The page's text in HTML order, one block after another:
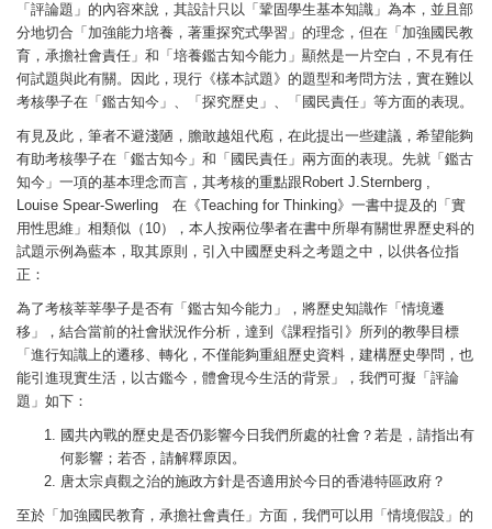
「評論題」的內容來說，其設計只以「鞏固學生基本知識」為本，並且部
分地切合「加強能力培養，著重探究式學習」的理念，但在「加強國民教
育，承擔社會責任」和「培養鑑古知今能力」顯然是一片空白，不見有任
何試題與此有關。因此，現行《樣本試題》的題型和考問方法，實在難以
考核學子在「鑑古知今」、「探究歷史」、「國民責任」等方面的表現。
有見及此，筆者不避淺陋，膽敢越俎代庖，在此提出一些建議，希望能夠
有助考核學子在「鑑古知今」和「國民責任」兩方面的表現。先就「鑑古
知今」一項的基本理念而言，其考核的重點跟Robert J.Sternberg ,
Louise Spear-Swerling 在《Teaching for Thinking》一書中提及的「實
用性思維」相類似（10），本人按兩位學者在書中所舉有關世界歷史科的
試題示例為藍本，取其原則，引入中國歷史科之考題之中，以供各位指
正：
為了考核莘莘學子是否有「鑑古知今能力」，將歷史知識作「情境遷
移」，結合當前的社會狀況作分析，達到《課程指引》所列的教學目標
「進行知識上的遷移、轉化，不僅能夠重組歷史資料，建構歷史學問，也
能引進現實生活，以古鑑今，體會現今生活的背景」，我們可擬「評論
題」如下：
國共內戰的歷史是否仍影響今日我們所處的社會？若是，請指出有
何影響；若否，請解釋原因。
唐太宗貞觀之治的施政方針是否適用於今日的香港特區政府？
至於「加強國民教育，承擔社會責任」方面，我們可以用「情境假設」的